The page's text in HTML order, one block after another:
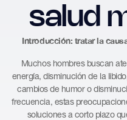
salud
Introducción: tratar la
Muchos hombres buscan
energía, disminución de la
cambios de humor o
frecuencia, estas
soluciones a corto plazo